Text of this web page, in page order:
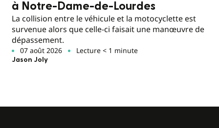
à Notre-Dame-de-Lourdes
La collision entre le véhicule et la motocyclette est
survenue alors que celle-ci faisait une manœuvre de
dépassement.
07 août 2026 Lecture < 1 minute
Jason Joly